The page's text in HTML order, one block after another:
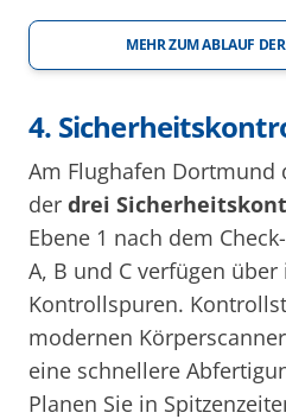
MEHR ZUM ABLAUF
4.
Am Flughafen Dortmund
der drei
Ebene 1 nach dem
A, B und C verfügen
Kontrollspuren.
modernen
eine schnellere
Planen Sie in